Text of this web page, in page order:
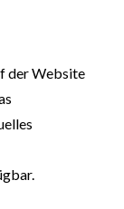
der Website